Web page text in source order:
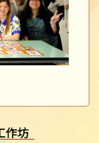
作坊